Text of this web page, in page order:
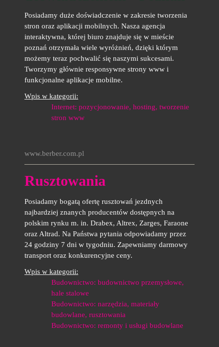
Posiadamy duże doświadczenie w zakresie tworzenia
stron oraz aplikacji mobilnych. Nasza agencja
interaktywna, której biuro znajduje się w mieście
poznań otrzymała wiele wyróżnień, dzięki którym
możemy teraz pochwalić się naszymi sukcesami.
Tworzymy głównie responsywne strony www i
funkcjonalne aplikacje mobilne.
Wpis w kategorii:
Internet: pozycjonowanie, hosting, tworzenie
stron www
www.berber.com.pl
Rusztowania
Posiadamy bogatą ofertę rusztowań jezdnych
najbardziej znanych producentów dostępnych na
polskim rynku m. in. Drabex, Altrex, Zarges, Faraone
oraz Altrad. Na Państwa pytania odpowiadamy przez
24 godziny 7 dni w tygodniu. Zapewniamy darmowy
transport oraz konkurencyjne ceny.
Wpis w kategorii:
Budownictwo: budownictwo przemysłowe,
hale stalowe
Budownictwo: narzędzia, materiały
budowlane, rusztowania
Budownictwo: remonty i usługi budowlane